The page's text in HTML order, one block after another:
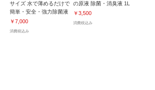
サイズ 水で薄めるだけで
簡単・安全・強力除菌液
価格
￥7,000
消費税込み
の原液 除菌・消臭液 1L
価格
￥3,500
消費税込み